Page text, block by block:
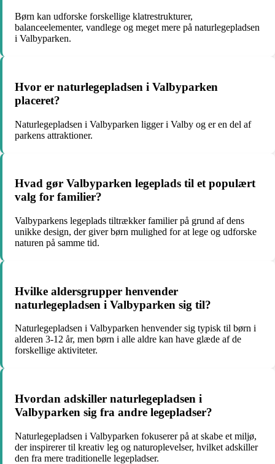
Børn kan udforske forskellige klatrestrukturer,
balanceelementer, vandlege og meget mere på naturlegepladsen
i Valbyparken.
Hvor er naturlegepladsen i Valbyparken
placeret?
Naturlegepladsen i Valbyparken ligger i Valby og er en del af
parkens attraktioner.
Hvad gør Valbyparken legeplads til et populært
valg for familier?
Valbyparkens legeplads tiltrækker familier på grund af dens
unikke design, der giver børn mulighed for at lege og udforske
naturen på samme tid.
Hvilke aldersgrupper henvender
naturlegepladsen i Valbyparken sig til?
Naturlegepladsen i Valbyparken henvender sig typisk til børn i
alderen 3-12 år, men børn i alle aldre kan have glæde af de
forskellige aktiviteter.
Hvordan adskiller naturlegepladsen i
Valbyparken sig fra andre legepladser?
Naturlegepladsen i Valbyparken fokuserer på at skabe et miljø,
der inspirerer til kreativ leg og naturoplevelser, hvilket adskiller
den fra mere traditionelle legepladser.